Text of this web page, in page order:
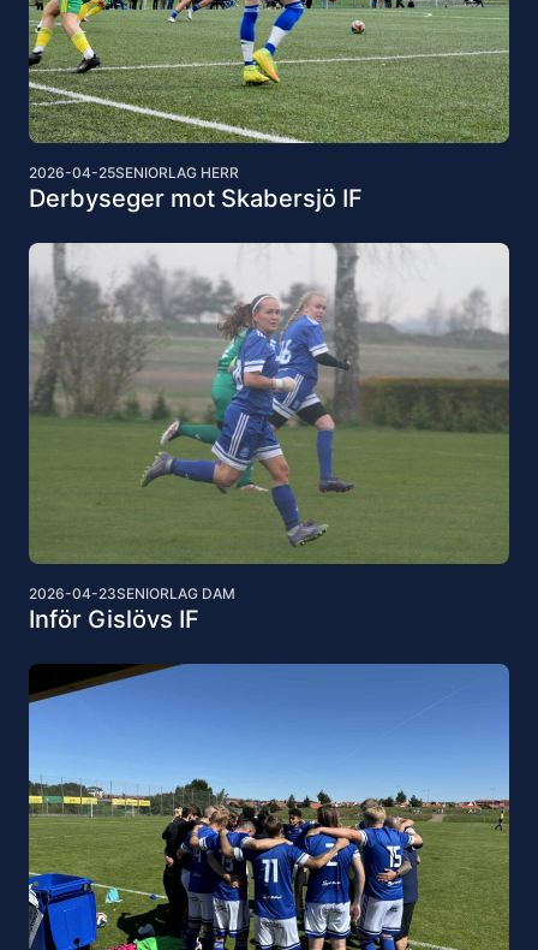
2026-04-25SENIORLAG HERR
Derbyseger mot Skabersjö IF
2026-04-23SENIORLAG DAM
Inför Gislövs IF